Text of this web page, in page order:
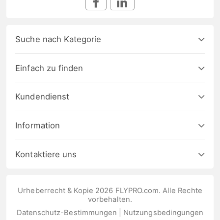
Suche nach Kategorie
Einfach zu finden
Kundendienst
Information
Kontaktiere uns
Urheberrecht & Kopie 2026 FLYPRO.com. Alle Rechte
vorbehalten.
Datenschutz-Bestimmungen
Nutzungsbedingungen